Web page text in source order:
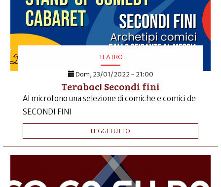
TEATRO
Dom, 23/01/2022 - 21:00
Terabac! Secondi fini
Al microfono una selezione di comiche e comici de
SECONDI FINI
LEGGI TUTTO